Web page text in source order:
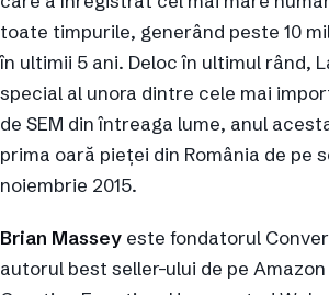
toate timpurile, generând peste 10
în ultimii 5 ani. Deloc în ultimul rând,
special al unora dintre cele mai
de SEM din întreaga lume, anul
prima oară pieţei din România de pe
noiembrie 2015.
Brian Massey este fondatorul
autorul best seller-ului de pe